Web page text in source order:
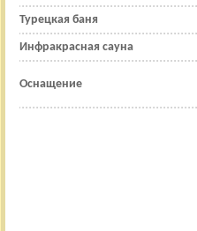
Турецкая баня
Инфракрасная сауна
Оснащение